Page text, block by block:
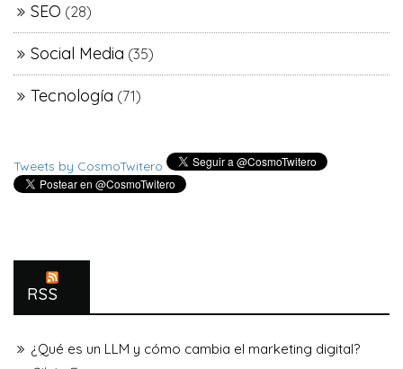
SEO (28)
Social Media (35)
Tecnología (71)
Tweets by CosmoTwitero
RSS
¿Qué es un LLM y cómo cambia el marketing digital?